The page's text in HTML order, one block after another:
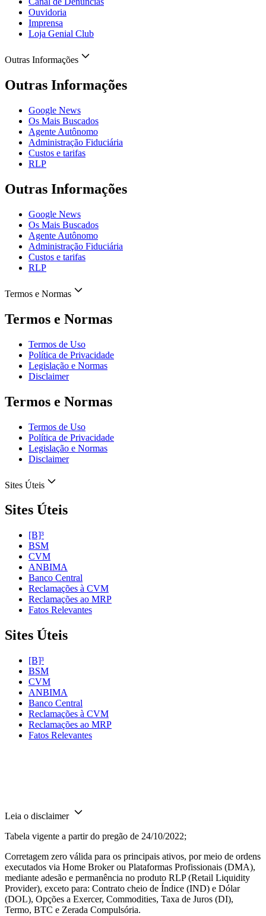
Ouvidoria
Imprensa
Loja Genial Club
Outras Informações
Outras Informações
Google News
Os Mais Buscados
Agente Autônomo
Administração Fiduciária
Custos e tarifas
RLP
Outras Informações
Google News
Os Mais Buscados
Agente Autônomo
Administração Fiduciária
Custos e tarifas
RLP
Termos e Normas
Termos e Normas
Termos de Uso
Política de Privacidade
Legislação e Normas
Disclaimer
Termos e Normas
Termos de Uso
Política de Privacidade
Legislação e Normas
Disclaimer
Sites Úteis
Sites Úteis
[B]³
BSM
CVM
ANBIMA
Banco Central
Reclamações à CVM
Reclamações ao MRP
Fatos Relevantes
Sites Úteis
[B]³
BSM
CVM
ANBIMA
Banco Central
Reclamações à CVM
Reclamações ao MRP
Fatos Relevantes
Leia o disclaimer
Tabela vigente a partir do pregão de 24/10/2022;
Corretagem zero válida para os principais ativos, por meio de ordens
executados via Home Broker ou Plataformas Profissionais (DMA),
mediante adesão e permanência no produto RLP (Retail Liquidity
Provider), exceto para: Contrato cheio de Índice (IND) e Dólar
(DOL), Opções a Exercer, Commodities, Taxa de Juros (DI),
Termo, BTC e Zerada Compulsória.